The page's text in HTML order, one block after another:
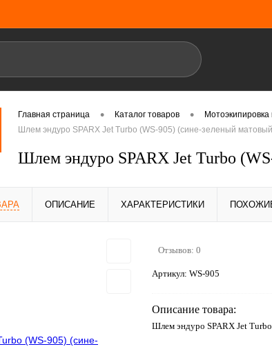
Главная страница • Каталог товаров •
Шлем эндуро SPARX Jet Turbo (WS-905) (сине-зеленый
Шлем эндуро SPARX Jet Turbo
ОПИСАНИЕ ХАРАКТЕРИСТИКИ
Отзывов: 0
Артикул: WS-905
Описание товара:
Шлем эндуро SPARX Jet